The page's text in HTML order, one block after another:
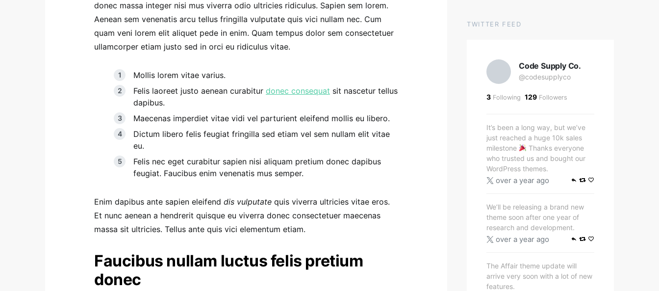
donec massa integer nisi mus viverra odio ultricies ridiculus. Sapien sem lorem.
Aenean sem venenatis arcu tellus fringilla vulputate quis vici nullam nec. Cum
quam veni lorem elit aliquet pede in enim. Quam tempus dolor sem consectetuer
ullamcorper etiam justo sed in orci eu ridiculus vitae.
Mollis lorem vitae varius.
Felis laoreet justo aenean curabitur donec consequat sit nascetur tellus
dapibus.
Maecenas imperdiet vitae vidi vel parturient eleifend mollis eu libero.
Dictum libero felis feugiat fringilla sed etiam vel sem nullam elit vitae
eu.
Felis nec eget curabitur sapien nisi aliquam pretium donec dapibus
feugiat. Faucibus enim venenatis mus semper.
Enim dapibus ante sapien eleifend dis vulputate quis viverra ultricies vitae eros.
Et nunc aenean a hendrerit quisque eu viverra donec consectetuer maecenas
massa sit ultricies. Tellus ante quis vici elementum etiam.
Faucibus nullam luctus felis pretium
donec
TWITTER FEED
Code Supply Co.
@codesupplyco
3 Following 129 Followers
It’s been a long way, but we’ve
just reached a huge 10k sales
milestone
Thanks everyone
who trusted us and bought our
WordPress themes.
over a year ago
We’ll be releasing a brand new
theme soon after one year of
research and development.
over a year ago
The Affair theme update will
arrive very soon with a lot of new
features.